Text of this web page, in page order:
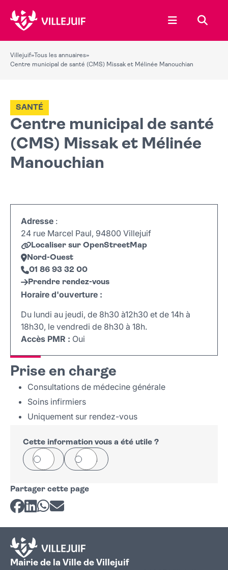
Ouvrir le
Villejuif» Tous les annuaires»
Centre municipal de santé (CMS) Missak et Mélinée Manouchian
Centre municipal de santé
(CMS) Missak et Mélinée
Manouchian
SANTÉ
Adresse :
24 rue Marcel Paul, 94800 Villejuif
Localiser sur OpenStreetMap
Nord-Ouest
01 86 93 32 00
Prendre rendez-vous
Horaire d'ouverture :
Du lundi au jeudi, de 8h30 à12h30 et de 14h à
18h30, le vendredi de 8h30 à 18h.
Accès PMR : Oui
+
−
Prise en charge
Consultations de médecine générale
Soins infirmiers
Uniquement sur rendez-vous
Cette information vous a été utile ?
Oui Non
Partager cette page
Partager sur Facebook
Partager sur LinkedIn
Partager sur Whatsapp
Partager par courriel
Mairie de la Ville de Villejuif